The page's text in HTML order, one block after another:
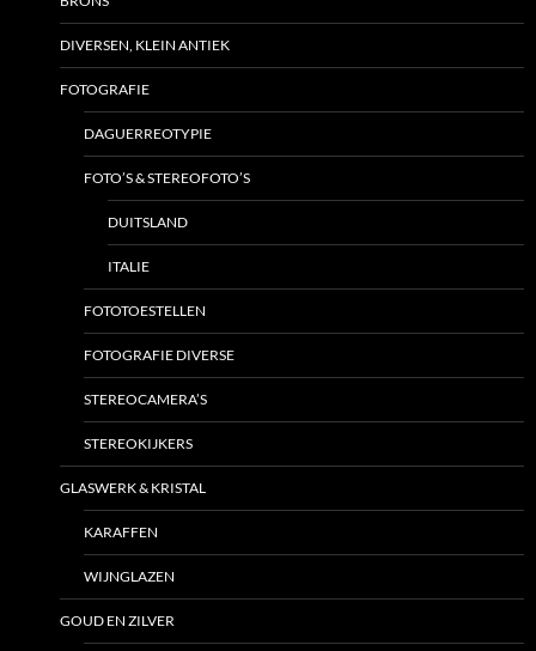
DIVERSEN, KLEIN ANTIEK
FOTOGRAFIE
DAGUERREOTYPIE
FOTO’S & STEREOFOTO’S
DUITSLAND
ITALIE
FOTOTOESTELLEN
FOTOGRAFIE DIVERSE
STEREOCAMERA’S
STEREOKIJKERS
GLASWERK & KRISTAL
KARAFFEN
WIJNGLAZEN
GOUD EN ZILVER